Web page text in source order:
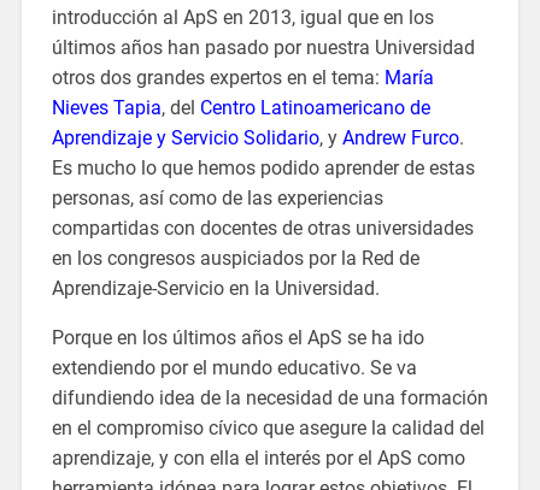
introducción al ApS en 2013, igual que en los
últimos años han pasado por nuestra Universidad
otros dos grandes expertos en el tema: María
Nieves Tapia, del Centro Latinoamericano de
Aprendizaje y Servicio Solidario, y Andrew Furco.
Es mucho lo que hemos podido aprender de estas
personas, así como de las experiencias
compartidas con docentes de otras universidades
en los congresos auspiciados por la Red de
Aprendizaje-Servicio en la Universidad.
Porque en los últimos años el ApS se ha ido
extendiendo por el mundo educativo. Se va
difundiendo idea de la necesidad de una formación
en el compromiso cívico que asegure la calidad del
aprendizaje, y con ella el interés por el ApS como